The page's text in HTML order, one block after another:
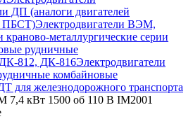
ДП (аналоги двигателей
ПБСТ)Электродвигатели ВЭМ,
краново-металлургические серии
рудничные
ДК-812, ДК-816Электродвигатели
комбайновые
для железнодорожного транспорта
7,4 кВт 1500 об 110 В IM2001